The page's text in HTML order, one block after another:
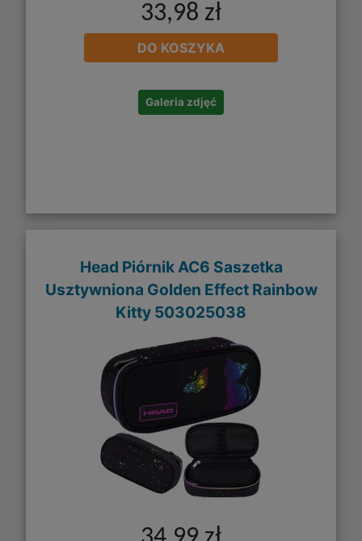
33,98 zł
DO KOSZYKA
Galeria zdjęć
Head Piórnik AC6 Saszetka
Usztywniona Golden Effect Rainbow
Kitty 503025038